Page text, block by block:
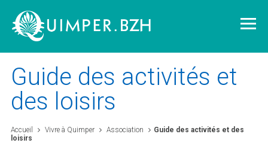
Vivre à Quimper
Guide des activités et
des loisirs
Accueil Vivre à Quimper Association
Guide des activités et des
loisirs